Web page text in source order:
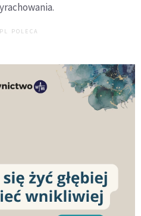
POLECA